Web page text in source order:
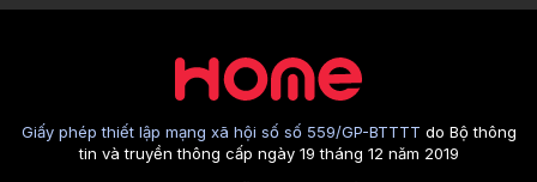
Giấy phép thiết lập mạng xã hội số số 559/GP-BTTTT do Bộ thông
tin và truyền thông cấp ngày 19 tháng 12 năm 2019